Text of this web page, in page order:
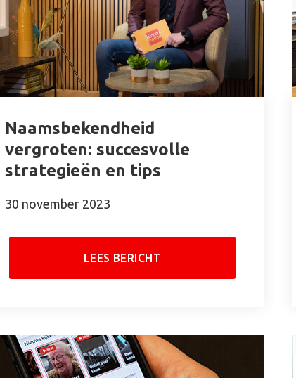
Naamsbekendheid
vergroten: succesvolle
strategieën en tips
30 november 2023
LEES BERICHT